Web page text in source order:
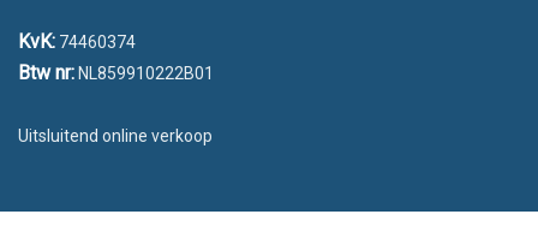
KvK: 74460374
Btw nr: NL859910222B01
Uitsluitend online verkoop